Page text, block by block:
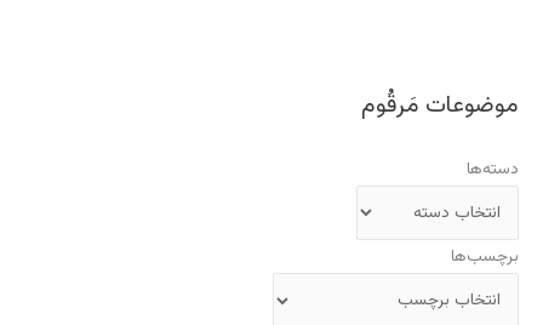
موضوعات مَرقُوم
دسته‌ها
برچسب‌ها